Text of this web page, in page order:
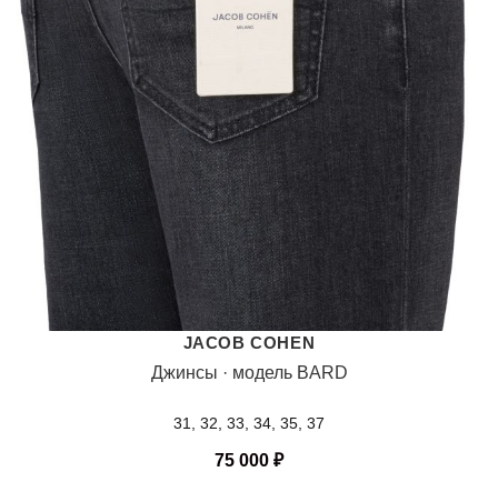
JACOB COHEN
Джинсы · модель BARD
31, 32, 33, 34, 35, 37
75 000 ₽